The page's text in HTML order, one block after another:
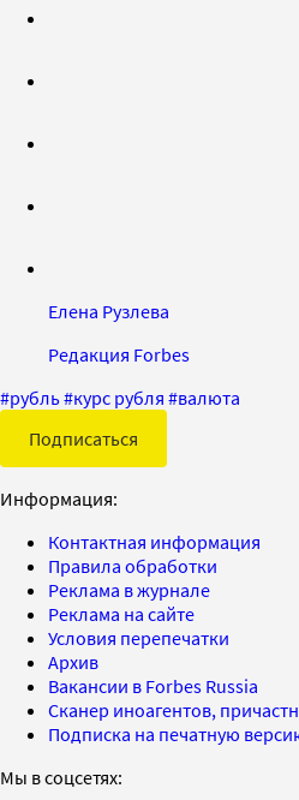
Елена Рузлева
Редакция Forbes
#рубль#курс рубля #валюта
Подписаться
Информация:
Контактная информация
Правила обработки
Реклама в журнале
Реклама на сайте
Условия перепечатки
Архив
Вакансии в Forbes Russia
Сканер иноагентов,
Подписка на печатную
Мы в соцсетях: